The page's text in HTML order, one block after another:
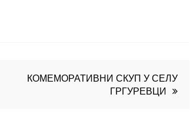
КОМЕМОРАТИВНИ СКУП У СЕЛУ
ГРГУРЕВЦИ